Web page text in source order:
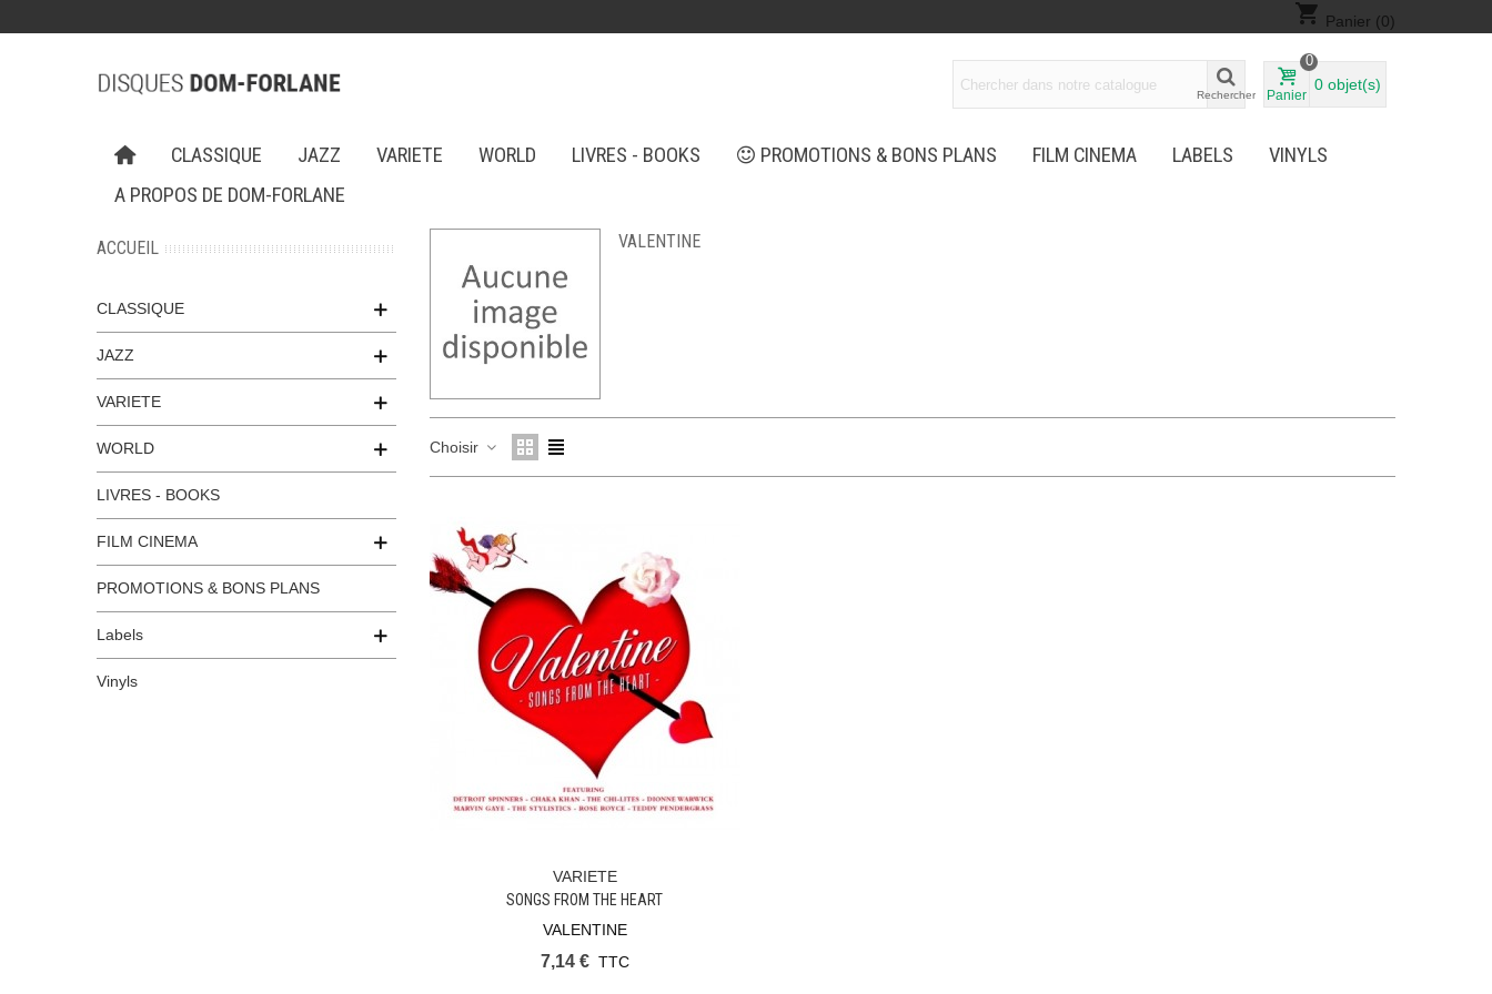
shopping_cart Panier (0)
Rechercher Panier
0
0 objet(s)
CLASSIQUE JAZZ VARIETE WORLD LIVRES - BOOKS PROMOTIONS & BONS PLANS FILM CINEMA LABELS
VINYLS
A PROPOS DE DOM-FORLANE
ACCUEIL
CLASSIQUE
JAZZ
VARIETE
WORLD
LIVRES - BOOKS
FILM CINEMA
PROMOTIONS & BONS PLANS
Labels
Vinyls
VALENTINE
Choisir
Ajouter Au Panier
VARIETE
SONGS FROM THE HEART
VALENTINE
7,14 € TTC